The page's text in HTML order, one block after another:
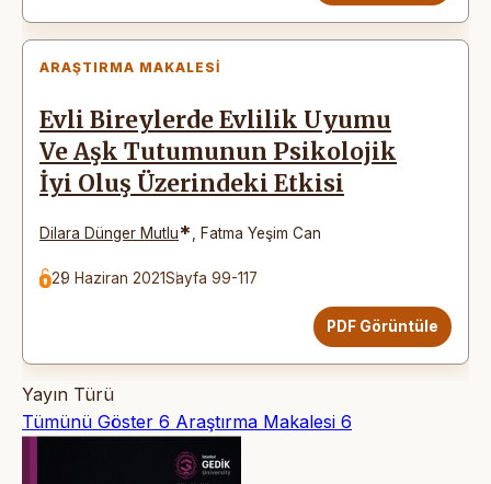
ARAŞTIRMA MAKALESI
Evli Bireylerde Evlilik Uyumu
Ve Aşk Tutumunun Psikolojik
İyi Oluş Üzerindeki Etkisi
Dilara Dünger Mutlu* Fatma Yeşim Can
29 Haziran 2021Sayfa 99-117
PDF Görüntüle
Yayın Türü
Tümünü Göster 6 Araştırma Makalesi 6